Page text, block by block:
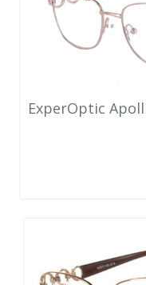
ExperOptic